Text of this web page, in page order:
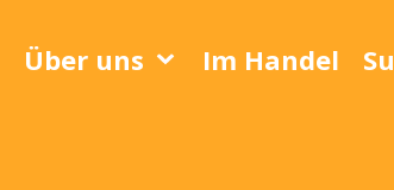
Über uns Im Handel